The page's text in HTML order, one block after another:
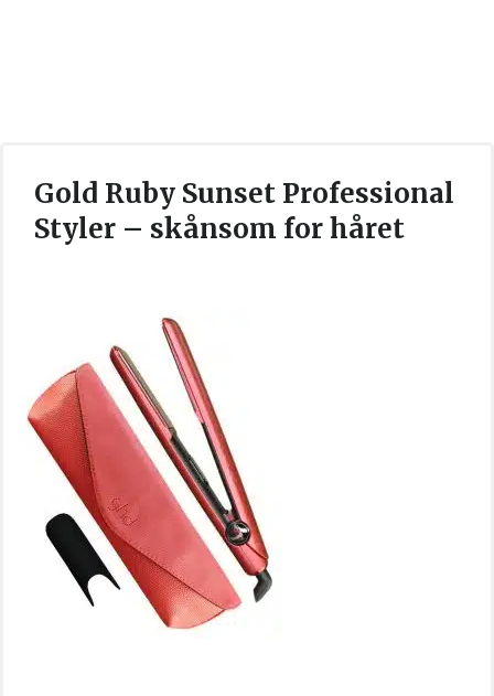
Gold Ruby Sunset Professional
Styler – skånsom for håret